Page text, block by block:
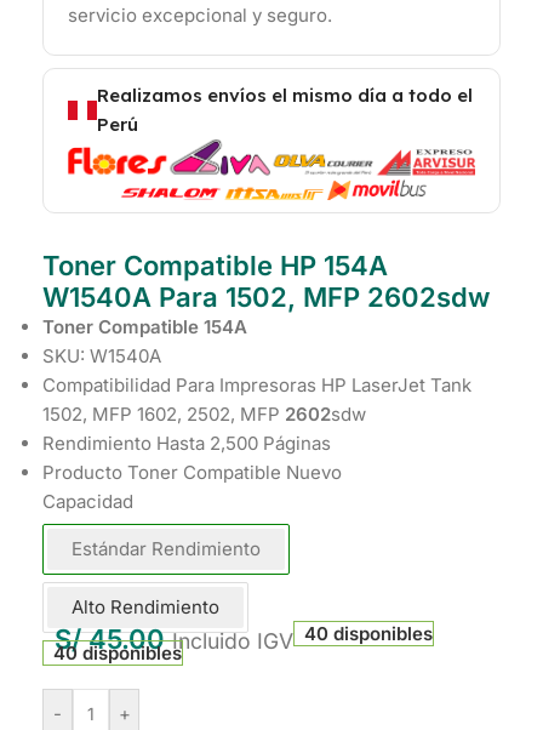
servicio excepcional y seguro.
Realizamos envíos el mismo día a todo el
Perú
Toner Compatible HP 154A
W1540A Para 1502, MFP 2602sdw
Toner Compatible 154A
SKU: W1540A
Compatibilidad Para Impresoras HP LaserJet Tank
1502, MFP 1602, 2502, MFP 2602sdw
Rendimiento Hasta 2,500 Páginas
Producto Toner Compatible Nuevo
Capacidad
Estándar Rendimiento
Alto Rendimiento
S/45.00 Incluido IGV 40 disponibles
40 disponibles
- +